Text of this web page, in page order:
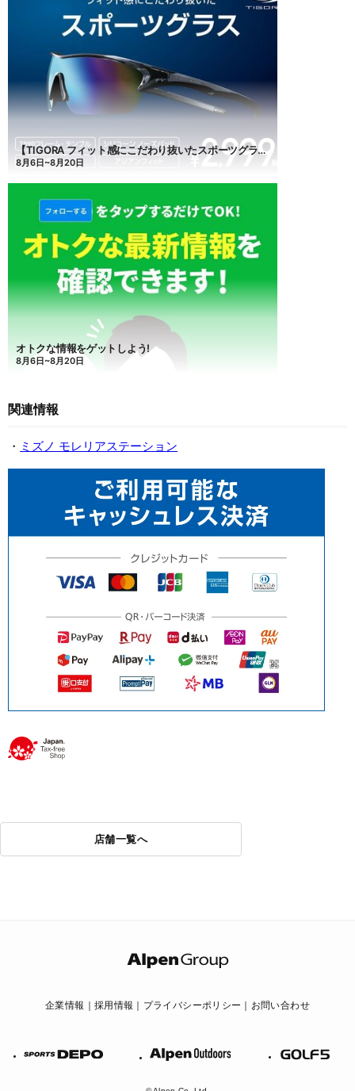
関連情報
・ ミズノ モレリアステーション
店舗一覧へ
企業情報 採用情報 プライバシーポリシー お問い合わせ
SPORTS